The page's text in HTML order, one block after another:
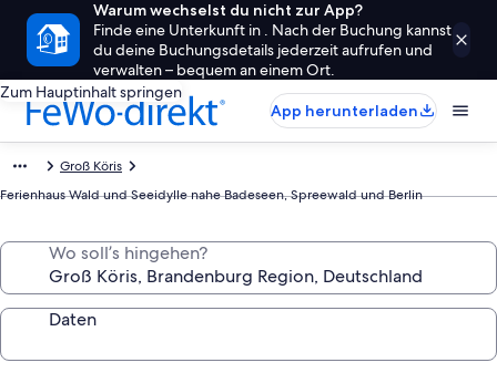
Warum wechselst du nicht zur App?
Finde eine Unterkunft in . Nach der Buchung kannst
du deine Buchungsdetails jederzeit aufrufen und
verwalten – bequem an einem Ort.
Zum Hauptinhalt springen
App herunterladen
Groß Köris
Ferienhaus Wald und Seeidylle nahe Badeseen, Spreewald und Berlin
Wo soll’s hingehen?
Daten